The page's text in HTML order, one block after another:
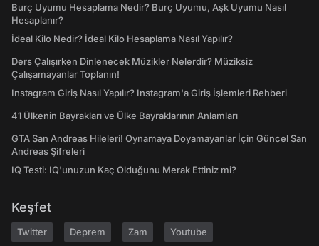
Burç Uyumu Hesaplama Nedir? Burç Uyumu, Aşk Uyumu Nasıl
Hesaplanır?
İdeal Kilo Nedir? İdeal Kilo Hesaplama Nasıl Yapılır?
Ders Çalışırken Dinlenecek Müzikler Nelerdir? Müziksiz
Çalışamayanlar Toplanın!
Instagram Giriş Nasıl Yapılır? Instagram'a Giriş İşlemleri Rehberi
41 Ülkenin Bayrakları ve Ülke Bayraklarının Anlamları
GTA San Andreas Hileleri! Oynamaya Doyamayanlar İçin Güncel San
Andreas Şifreleri
IQ Testi: IQ'unuzun Kaç Olduğunu Merak Ettiniz mi?
Keşfet
Twitter Deprem Zam Youtube